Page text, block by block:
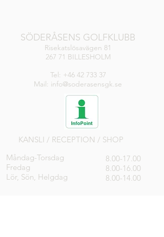
SÖDERÅSENS GOLFKLUBB
Risekatslösavägen 81
267 71 BILLESHOLM
Tel: +46 42 733 37
Mail: info@soderasensgk.se
KANSLI / RECEPTION / SHOP
Måndag-Torsdag
Fredag
Lör, Sön, Helgdag
8.00-17.00
8.00-16.00
8.00-14.00